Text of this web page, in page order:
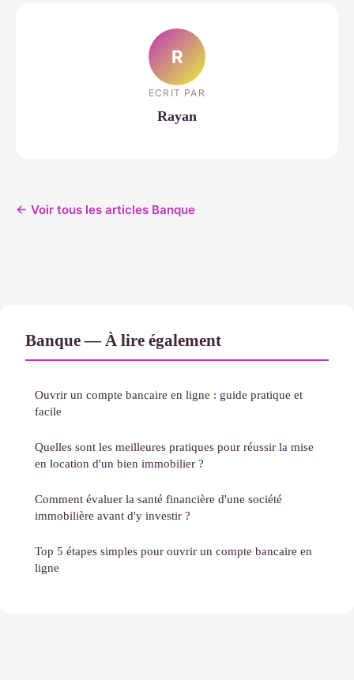
R
ECRIT PAR
Rayan
← Voir tous les articles Banque
Banque — À lire également
Ouvrir un compte bancaire en ligne : guide pratique et
facile
Quelles sont les meilleures pratiques pour réussir la mise
en location d'un bien immobilier ?
Comment évaluer la santé financière d'une société
immobilière avant d'y investir ?
Top 5 étapes simples pour ouvrir un compte bancaire en
ligne